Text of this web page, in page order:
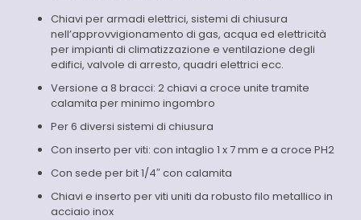
Chiavi per armadi elettrici, sistemi di chiusura
nell’approvvigionamento di gas, acqua ed elettricità
per impianti di climatizzazione e ventilazione degli
edifici, valvole di arresto, quadri elettrici ecc.
Versione a 8 bracci: 2 chiavi a croce unite tramite
calamita per minimo ingombro
Per 6 diversi sistemi di chiusura
Con inserto per viti: con intaglio 1 x 7 mm e a croce PH2
Con sede per bit 1/4″ con calamita
Chiavi e inserto per viti uniti da robusto filo metallico in
acciaio inox